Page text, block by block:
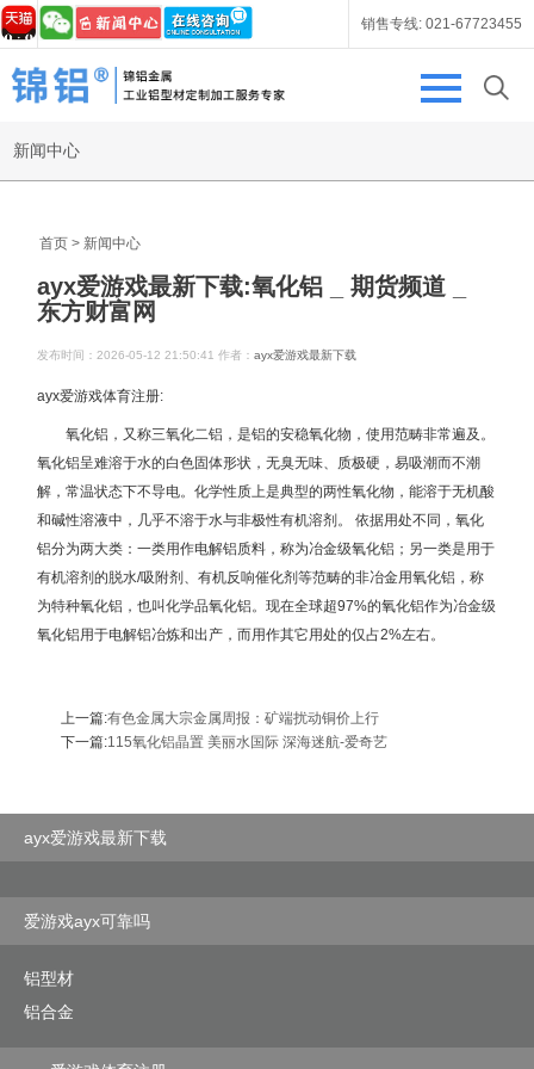
销售专线: 021-67723455
新闻中心
首页 > 新闻中心
ayx爱游戏最新下载:氧化铝 _ 期货频道 _
东方财富网
发布时间： 2026-05-12 21:50:41作者：ayx爱游戏最新下载
ayx爱游戏体育注册:
氧化铝，又称三氧化二铝，是铝的安稳氧化物，使用范畴非常遍及。
氧化铝呈难溶于水的白色固体形状，无臭无味、质极硬，易吸潮而不潮
解，常温状态下不导电。化学性质上是典型的两性氧化物，能溶于无机酸
和碱性溶液中，几乎不溶于水与非极性有机溶剂。 依据用处不同，氧化
铝分为两大类：一类用作电解铝质料，称为冶金级氧化铝；另一类是用于
有机溶剂的脱水/吸附剂、有机反响催化剂等范畴的非冶金用氧化铝，称
为特种氧化铝，也叫化学品氧化铝。现在全球超97%的氧化铝作为冶金级
氧化铝用于电解铝冶炼和出产，而用作其它用处的仅占2%左右。
上一篇:有色金属大宗金属周报：矿端扰动铜价上行
下一篇:115氧化铝晶置 美丽水国际 深海迷航-爱奇艺
ayx爱游戏最新下载
爱游戏ayx可靠吗
铝型材
铝合金